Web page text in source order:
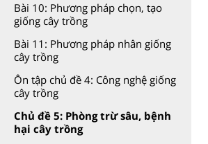
Bài 10: Phương pháp chọn, tạo
giống cây trồng
Bài 11: Phương pháp nhân giống
cây trồng
Ôn tập chủ đề 4: Công nghệ giống
cây trồng
Chủ đề 5: Phòng trừ sâu, bệnh
hại cây trồng